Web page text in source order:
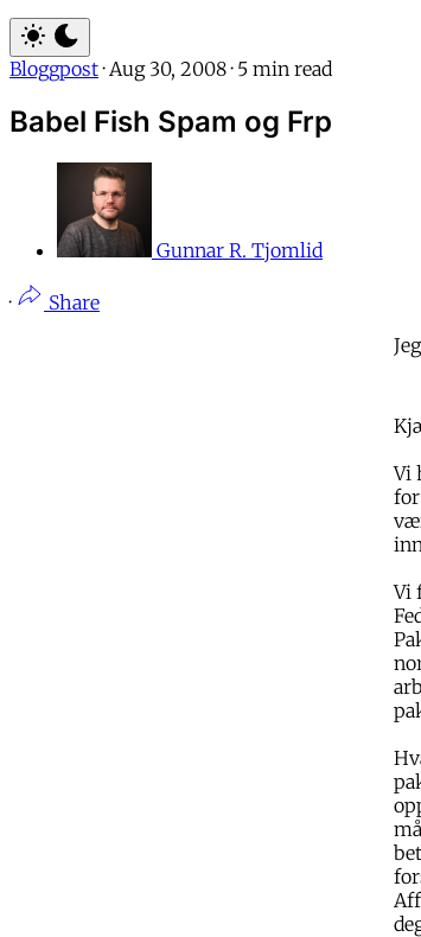
Bloggpost · Aug 30, 2008 · 5 min read
Babel Fish Spam og Frp
Gunnar R. Tjomlid
·
Share
Vi
Vi